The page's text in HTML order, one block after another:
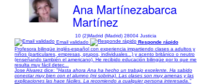
Ana Martínezabarca
Martínez
10 (2)Madrid (Madrid) 28004 Justicia
Email validado
Responde rápido
Profesora bilingüe inglés-español con experiencia impartiendo clases a adultos y
niños (particulares, empresas, grupos, individuales...) y acento británico o neutro
(enseñando también el americano). He recibido educación bilingüe por lo que me
resulta muy fácil detec...
Jose Alvarez dice: "Hasta ahora Ana ha hecho un trabajo excelente. Ha sabido
conectar muy bien con el alumno (mi sobrina). Las clases son muy amenas y las
explicaciones las hace fáciles. La recomiendo a cualquier persona interesada."